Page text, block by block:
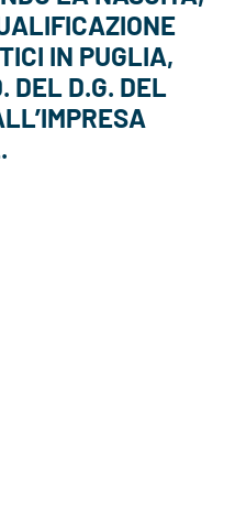
IN PUGLIA,
DEL D.G. DEL